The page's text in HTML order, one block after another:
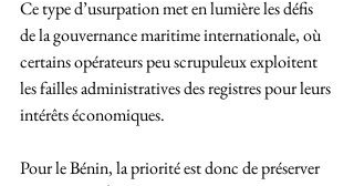
Ce type d’usurpation met en lumière les défis
de la gouvernance maritime internationale, où
certains opérateurs peu scrupuleux exploitent
les failles administratives des registres pour leurs
intérêts économiques.
Pour le Bénin, la priorité est donc de préserver